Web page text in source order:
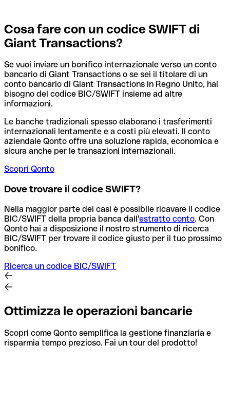
Cosa fare con un codice SWIFT di
Giant Transactions?
Se vuoi inviare un bonifico internazionale verso un conto
bancario di Giant Transactions o se sei il titolare di un
conto bancario di Giant Transactions in Regno Unito, hai
bisogno del codice BIC/SWIFT insieme ad altre
informazioni.
Le banche tradizionali spesso elaborano i trasferimenti
internazionali lentamente e a costi più elevati. Il conto
aziendale Qonto offre una soluzione rapida, economica e
sicura anche per le transazioni internazionali.
Scopri Qonto
Dove trovare il codice SWIFT?
Nella maggior parte dei casi è possibile ricavare il codice
BIC/SWIFT della propria banca dall'estratto conto. Con
Qonto hai a disposizione il nostro strumento di ricerca
BIC/SWIFT per trovare il codice giusto per il tuo prossimo
bonifico.
Ricerca un codice BIC/SWIFT
Ottimizza le operazioni bancarie
Scopri come Qonto semplifica la gestione finanziaria e
risparmia tempo prezioso. Fai un tour del prodotto!